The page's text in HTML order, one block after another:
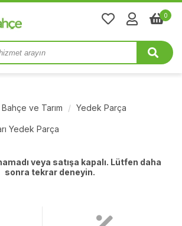
0
Bahçe ve Tarım Yedek Parça
Yedek Parça
veya satışa kapalı. Lütfen daha
sonra tekrar deneyin.